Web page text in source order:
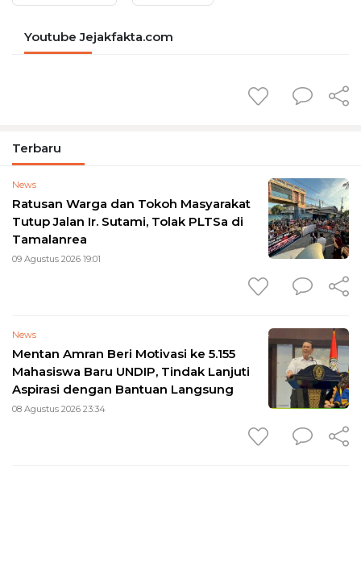
Youtube Jejakfakta.com
Terbaru
News
Ratusan Warga dan Tokoh Masyarakat
Tutup Jalan Ir. Sutami, Tolak PLTSa di
Tamalanrea
09 Agustus 2026 19:01
News
Mentan Amran Beri Motivasi ke 5.155
Mahasiswa Baru UNDIP, Tindak Lanjuti
Aspirasi dengan Bantuan Langsung
08 Agustus 2026 23:34